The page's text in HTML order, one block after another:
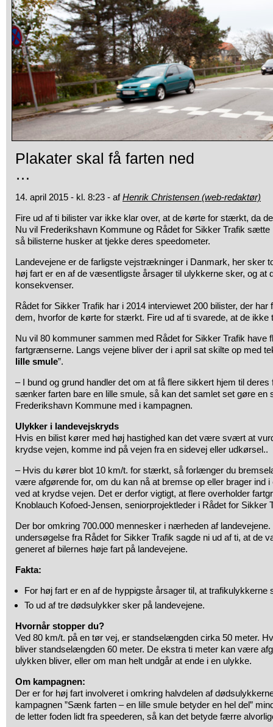
Plakater skal få farten ned
…
14. april 2015 - kl. 8:23 - afHenrik Christensen (web-redaktør)
Fire ud af ti bilister var ikke klar over, at de kørte for stærkt, da
Nu vil Frederikshavn Kommune og Rådet for Sikker Trafik sætte
så bilisterne husker at tjekke deres speedometer.
Landevejene er de farligste vejstrækninger i Danmark, her sker
høj fart er en af de væsentligste årsager til ulykkerne sker, og at
konsekvenser.
Rådet for Sikker Trafik har i 2014 interviewet 200 bilister, der har
dem, hvorfor de kørte for stærkt. Fire ud af ti svarede, at de
Nu vil 80 kommuner sammen med Rådet for Sikker Trafik have
fartgrænserne. Langs vejene bliver der i april sat skilte op med
lille smule”.
– I bund og grund handler det om at få flere sikkert hjem til
sænker farten bare en lille smule, så kan det samlet set gøre en
Frederikshavn Kommune med i kampagnen.
Ulykker i landevejskryds
Hvis en bilist kører med høj hastighed kan det være svært at
krydse vejen, komme ind på vejen fra en sidevej eller udkørsel..
– Hvis du kører blot 10 km/t. for stærkt, så forlænger du
være afgørende for, om du kan nå at bremse op eller brager ind i
ved at krydse vejen. Det er derfor vigtigt, at flere overholder
Knoblauch Kofoed-Jensen, seniorprojektleder i Rådet for Sikker
Der bor omkring 700.000 mennesker i nærheden af landevejene.
undersøgelse fra Rådet for Sikker Trafik sagde ni ud af ti, at de
generet af bilernes høje fart på landevejene.
Fakta:
For høj fart er en af de hyppigste årsager til, at trafikulykkerne
To ud af tre dødsulykker sker på landevejene.
Hvornår stopper du?
Ved 80 km/t. på en tør vej, er standselængden cirka 50 meter.
bliver standselængden 60 meter. De ekstra ti meter kan være
ulykken bliver, eller om man helt undgår at ende i en ulykke.
Om kampagnen:
Der er for høj fart involveret i omkring halvdelen af
kampagnen ”Sænk farten – en lille smule betyder en hel del”
de letter foden lidt fra speederen, så kan det betyde færre